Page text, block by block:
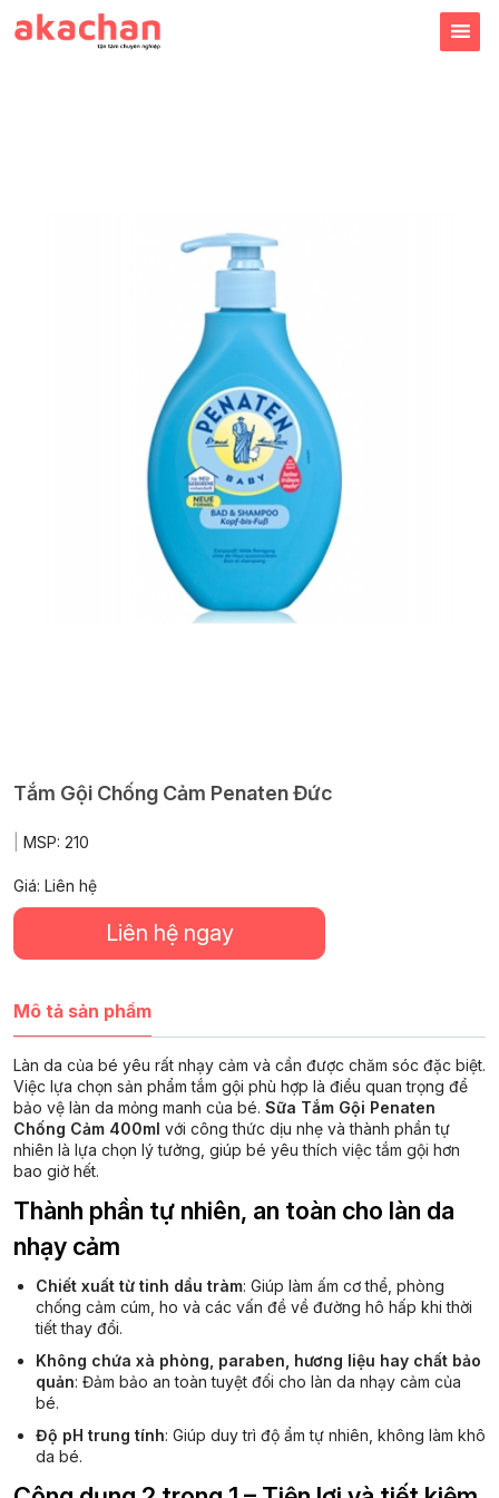
Tắm Gội Chống Cảm Penaten Đức
MSP: 210
Giá: Liên hệ
Liên hệ ngay
Mô tả sản phẩm
Làn da của bé yêu rất nhạy cảm và cần được chăm sóc đặc biệt.
Việc lựa chọn sản phẩm tắm gội phù hợp là điều quan trọng để
bảo vệ làn da mỏng manh của bé. Sữa Tắm Gội Penaten
Chống Cảm 400ml với công thức dịu nhẹ và thành phần tự
nhiên là lựa chọn lý tưởng, giúp bé yêu thích việc tắm gội hơn
bao giờ hết.
Thành phần tự nhiên, an toàn cho làn da
nhạy cảm
Chiết xuất từ tinh dầu tràm: Giúp làm ấm cơ thể, phòng
chống cảm cúm, ho và các vấn đề về đường hô hấp khi thời
tiết thay đổi.
Không chứa xà phòng, paraben, hương liệu hay chất bảo
quản: Đảm bảo an toàn tuyệt đối cho làn da nhạy cảm của
bé.
Độ pH trung tính: Giúp duy trì độ ẩm tự nhiên, không làm khô
da bé.